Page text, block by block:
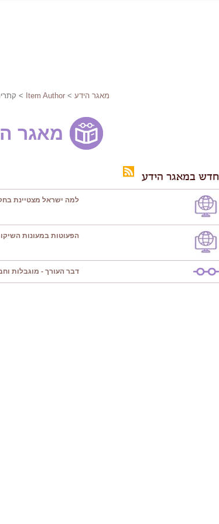
מאגר הידע >
Item Author
>
מאגר
חדש במאגר הידע
למה ישראל מצטיינת
הפעוטות במעונות
דבר העורך - מוגבלות